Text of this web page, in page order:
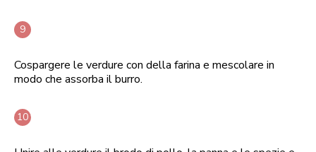
Cospargere le verdure con della farina e mescolare in
modo che assorba il burro.